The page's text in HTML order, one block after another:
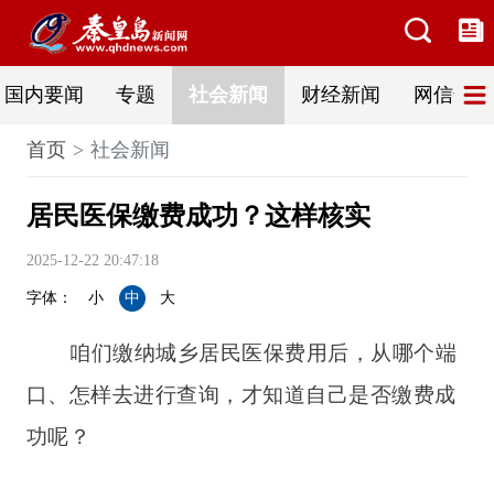
国内要闻 专题 社会新闻 财经新闻 网信普法
首页 社会新闻
居民医保缴费成功？这样核实
2025-12-22 20:47:18
字体： 小 中 大
咱们缴纳城乡居民医保费用后，从哪个端
口、怎样去进行查询，才知道自己是否缴费成
功呢？